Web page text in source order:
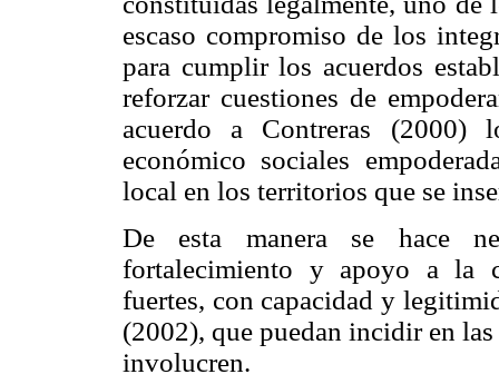
escaso compromiso de los
para cumplir los acuerdos
reforzar cuestiones de
acuerdo a Contreras (2000)
económico sociales
local en los territorios que se
De esta manera se hace
fortalecimiento y apoyo a la
fuertes, con capacidad y
(2002), que puedan incidir en
involucren.